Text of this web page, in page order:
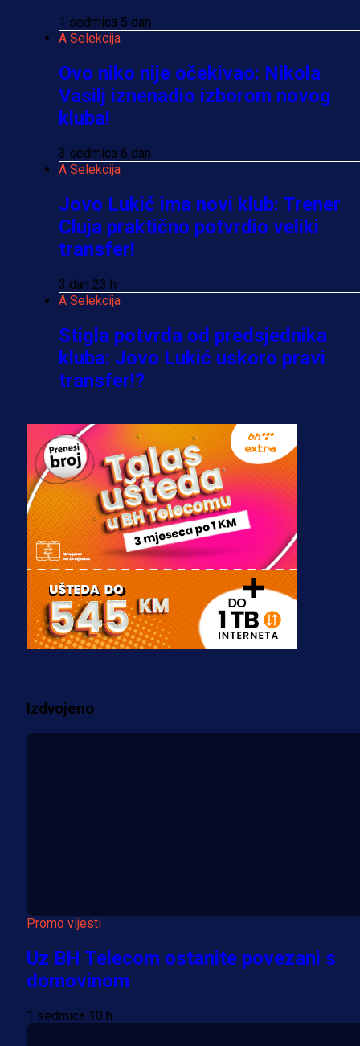
1 sedmica 5 dan
A Selekcija
Ovo niko nije očekivao: Nikola
Vasilj iznenadio izborom novog
kluba!
3 sedmica 6 dan
A Selekcija
Jovo Lukić ima novi klub: Trener
Cluja praktično potvrdio veliki
transfer!
3 dan 23 h
A Selekcija
Stigla potvrda od predsjednika
kluba: Jovo Lukić uskoro pravi
transfer!?
A Selekcija
Zmajevi dobili veliko pojačanje:
Fudbaler Olympiacosa želi obući
dres BiH!
3 sedmica 4 dan
Premijer liga BiH
Misimović priveden: SIPA ga tereti
za pranje novca, pretresaju
prostorije FK Borac!
Više vijesti
Izdvojeno
Promo vijesti
Uz BH Telecom ostanite povezani s
domovinom
1 sedmica 10 h